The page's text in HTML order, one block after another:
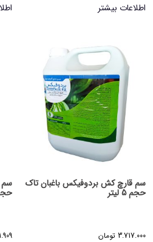
اطلاعات بیشتر
سم قارچ کش بردوفیکس باغبان تاک
حجم 5 لیتر
3.717.000 تومان
حجم